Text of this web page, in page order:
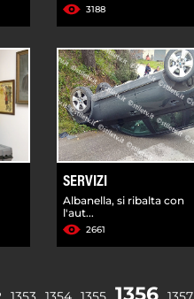
3188
SERVIZI
Albanella, si ribalta con
l'aut...
2661
1356